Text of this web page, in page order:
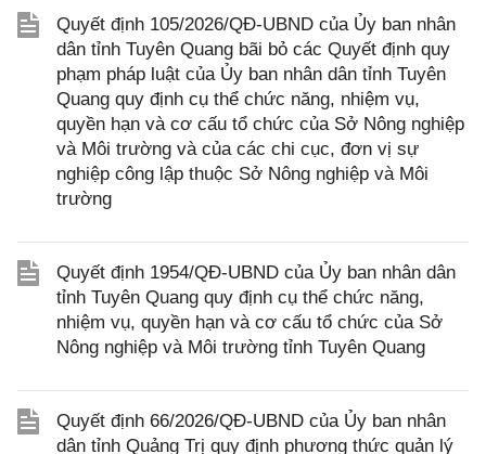
Quyết định 105/2026/QĐ-UBND của Ủy ban nhân
dân tỉnh Tuyên Quang bãi bỏ các Quyết định quy
phạm pháp luật của Ủy ban nhân dân tỉnh Tuyên
Quang quy định cụ thể chức năng, nhiệm vụ,
quyền hạn và cơ cấu tổ chức của Sở Nông nghiệp
và Môi trường và của các chi cục, đơn vị sự
nghiệp công lập thuộc Sở Nông nghiệp và Môi
trường
Quyết định 1954/QĐ-UBND của Ủy ban nhân dân
tỉnh Tuyên Quang quy định cụ thể chức năng,
nhiệm vụ, quyền hạn và cơ cấu tổ chức của Sở
Nông nghiệp và Môi trường tỉnh Tuyên Quang
Quyết định 66/2026/QĐ-UBND của Ủy ban nhân
dân tỉnh Quảng Trị quy định phương thức quản lý